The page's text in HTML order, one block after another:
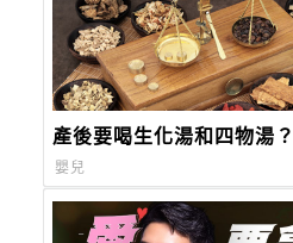
產後要喝生化湯和四物湯？
嬰兒